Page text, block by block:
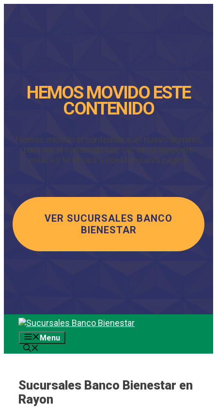
HEMOS MOVIDO ESTE
CONTENIDO
Hemos movido el contenido a un nuevo dominio,
para ver el contenido haz clic en el siguiente
enlace y te llevará a nuestra nueva página.
VER SUCURSALES BANCO
BIENESTAR
Saltar
contenidoMenu
Sucursales Banco Bienestar en
Rayon